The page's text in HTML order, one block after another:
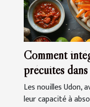
Comment
précuites
quotidiennes
Les nouilles Udon,
leur capacité à